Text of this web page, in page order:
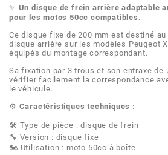
CABLERIE
STICKERS
BON PLAN
MOTEUR SOLEX
CHASSIS
FREINAGE
CABLERIE
ELECTRICITE
VARIATION
EMBRAYAGE
TRANSMISSION
REFROIDISSEMENT
CHASSIS
FREINAGE
ECLAIRAGE
ELECTRICITE
AGP
AIRSAL
AJP
ALGI
✨ Un disque de frein arrière adaptable
pour les motos 50cc compatibles.
Ce disque fixe de 200 mm est destiné
disque arrière sur les modèles Peugeot
équipés du montage correspondant.
Sa fixation par 3 trous et son entraxe de
vérifier facilement la correspondance
le véhicule.
⚙️ Caractéristiques techniques :
🛠️ Type de pièce : disque de frein
🔧 Version : disque fixe
🏍️ Utilisation : moto 50cc à boîte